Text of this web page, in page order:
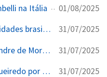
na Itália 01/08/2025
Sanções dos EUA a autoridades brasileiras 31/07/2025
Sanções dos EUA a Alexandre de Moraes 31/07/2025
Investigação de Paulo Figueiredo por ligações com Eduardo Bolsonaro nos EUA, no âmbito de inquérito sobre articulações contra o STF 31/07/2025